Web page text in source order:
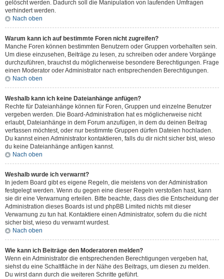
gelöscht werden. Dadurch soll die Manipulation von laufenden Umfragen
verhindert werden.
Nach oben
Warum kann ich auf bestimmte Foren nicht zugreifen?
Manche Foren können bestimmten Benutzern oder Gruppen vorbehalten sein.
Um diese einzusehen, Beiträge zu lesen, zu schreiben oder andere Vorgänge
durchzuführen, brauchst du möglicherweise besondere Berechtigungen. Frage
einen Moderator oder Administrator nach entsprechenden Berechtigungen.
Nach oben
Weshalb kann ich keine Dateianhänge anfügen?
Rechte für Dateianhänge können für Foren, Gruppen und einzelne Benutzer
vergeben werden. Die Board-Administration hat es möglicherweise nicht
erlaubt, Dateianhänge in dem Forum anzufügen, in dem du deinen Beitrag
verfassen möchtest, oder nur bestimmte Gruppen dürfen Dateien hochladen.
Du kannst einen Administrator kontaktieren, falls du dir nicht sicher bist, wieso
du keine Dateianhänge anfügen kannst.
Nach oben
Weshalb wurde ich verwarnt?
In jedem Board gibt es eigene Regeln, die meistens von der Administration
festgelegt werden. Wenn du gegen eine dieser Regeln verstoßen hast, kann
sie dir eine Verwarnung erteilen. Bitte beachte, dass dies die Entscheidung der
Administration dieses Boards ist und phpBB Limited nichts mit dieser
Verwarnung zu tun hat. Kontaktiere einen Administrator, sofern du die nicht
sicher bist, wieso du verwarnt wurdest.
Nach oben
Wie kann ich Beiträge den Moderatoren melden?
Wenn ein Administrator die entsprechenden Berechtigungen vergeben hat,
siehst du eine Schaltfläche in der Nähe des Beitrags, um diesen zu melden.
Du wirst dann durch die weiteren Schritte geführt.